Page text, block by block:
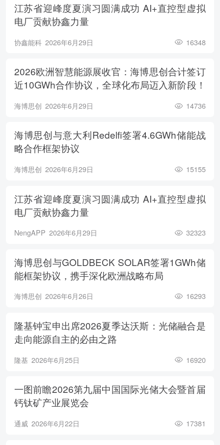
江苏省迎峰度夏演习圆满成功 AI+直控型虚拟
电厂贡献协鑫力量
协鑫能科 2026年6月29日 16348
2026欧洲智慧能源展收官：海博思创合计签订
近10GWh合作协议，全球化布局迈入新阶段！
海博思创 2026年6月29日 14736
海博思创与意大利Redelfi签署4.6GWh储能战
略合作框架协议
海博思创 2026年6月29日 15155
江苏省迎峰度夏演习圆满成功 AI+直控型虚拟
电厂贡献协鑫力量
NengAPP 2026年6月29日 32323
海博思创与GOLDBECK SOLAR签署1GWh储
能框架协议，携手深化欧洲战略布局
海博思创 2026年6月26日 16293
隆基钟宝申出席2026夏季达沃斯：光储融合是
走向能源自主的必由之路
隆基 2026年6月25日 16920
一图前瞻2026第九届中国国际光储大会暨首届
钙钛矿产业展览会
通威 2026年6月22日 17381